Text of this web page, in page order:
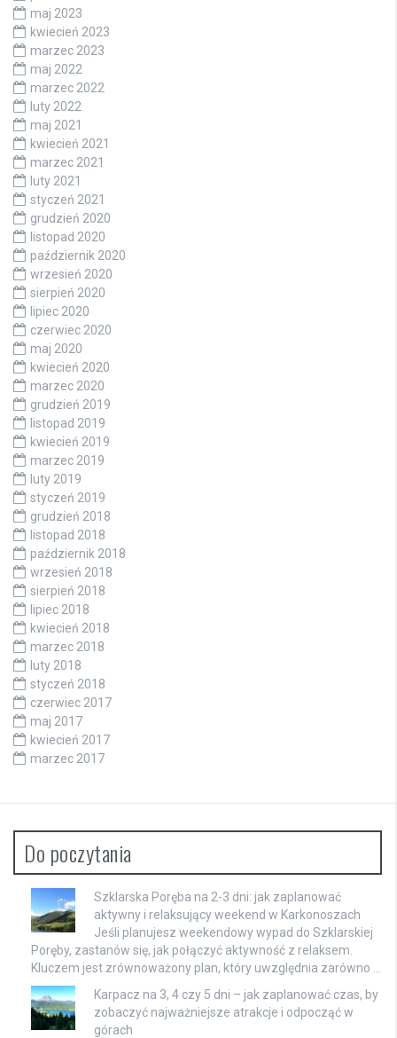
maj 2023
kwiecień 2023
marzec 2023
maj 2022
marzec 2022
luty 2022
maj 2021
kwiecień 2021
marzec 2021
luty 2021
styczeń 2021
grudzień 2020
listopad 2020
październik 2020
wrzesień 2020
sierpień 2020
lipiec 2020
czerwiec 2020
maj 2020
kwiecień 2020
marzec 2020
grudzień 2019
listopad 2019
kwiecień 2019
marzec 2019
luty 2019
styczeń 2019
grudzień 2018
listopad 2018
październik 2018
wrzesień 2018
sierpień 2018
lipiec 2018
kwiecień 2018
marzec 2018
luty 2018
styczeń 2018
czerwiec 2017
maj 2017
kwiecień 2017
marzec 2017
Do poczytania
Szklarska Poręba na 2-3 dni: jak zaplanować
aktywny i relaksujący weekend w Karkonoszach
Jeśli planujesz weekendowy wypad do Szklarskiej
Poręby, zastanów się, jak połączyć aktywność z relaksem.
Kluczem jest zrównoważony plan, który uwzględnia zarówno …
Karpacz na 3, 4 czy 5 dni – jak zaplanować czas, by
zobaczyć najważniejsze atrakcje i odpocząć w
górach